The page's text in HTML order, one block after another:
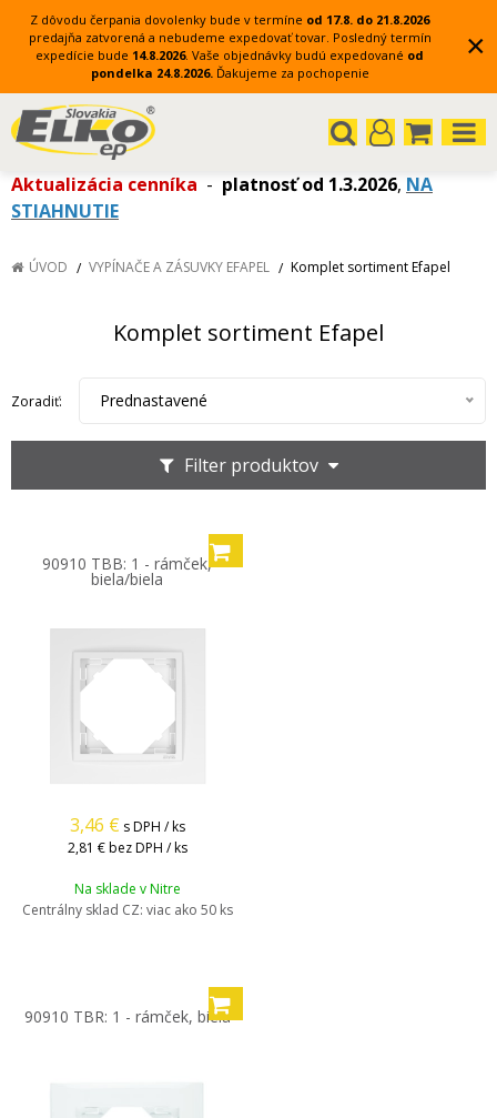
Z dôvodu čerpania dovolenky bude v termíne od 17.8. do 21.8.2026
predajňa zatvorená a nebudeme expedovať tovar. Posledný termín
expedície bude 14.8.2026. Vaše objednávky budú expedované od
pondelka 24.8.2026. Ďakujeme za pochopenie
×
Aktualizácia cenníka - platnosť od 1.3.2026, NA
STIAHNUTIE
ÚVOD VYPÍNAČE A ZÁSUVKY EFAPEL Komplet sortiment Efapel
Komplet sortiment Efapel
Filter produktov
Zoradiť: Prednastavené
90910 TBB: 1 - rámček,
biela/biela
3,46 € s DPH / ks
2,81 € bez DPH / ks
Na sklade v Nitre
Centrálny sklad CZ: viac ako 50 ks
90910 TBR: 1 - rámček, biela